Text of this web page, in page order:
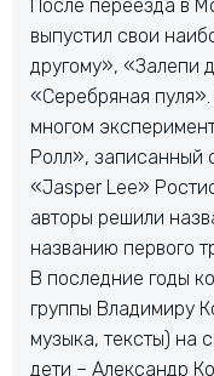
После переезда в
выпустил свои
другому», «Залепи
«Серебряная
многом
Ролл», записанный
«Jasper Lee»
авторы решили
названию первого
В последние годы
группы Владимиру
музыка, тексты) на
дети – Александр